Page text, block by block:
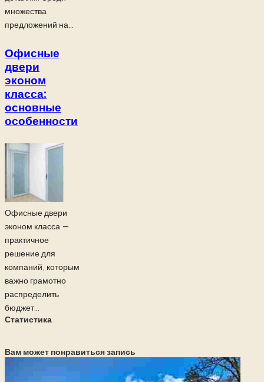
множества
предложений на...
Офисные
двери
эконом
класса:
основные
особенности
Офисные двери
эконом класса —
практичное
решение для
компаний, которым
важно грамотно
распределить
бюджет...
Статистика
Вам может понравиться запись